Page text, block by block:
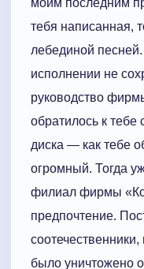
моим последним
тебя написанная,
лебединой
исполнении не
руководство
обратилось к тебе
диска — как тебе
огромный. Тогда
филиал фирмы
предпочтение.
было уничтожено